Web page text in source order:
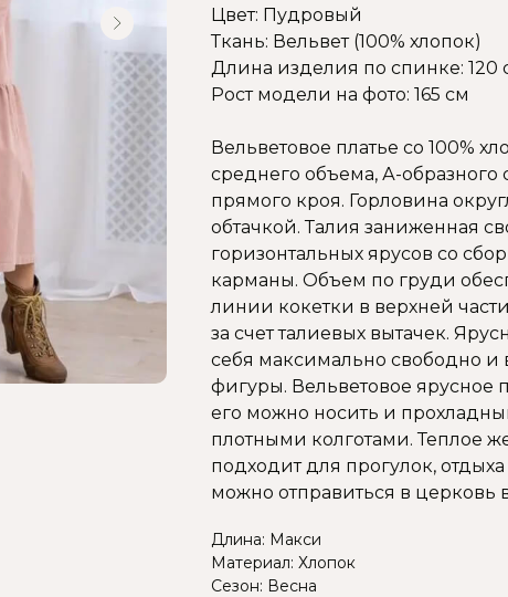
Цвет: Пудровый
Ткань: Вельвет (100% хлопок)
Длина изделия по спинке: 120
Рост модели на фото: 165 см
Вельветовое платье со 100%
среднего объема, А-образного
прямого кроя. Горловина
обтачкой. Талия заниженная
горизонтальных ярусов со
карманы. Объем по груди
линии кокетки в верхней
за счет талиевых вытачек.
себя максимально свободно и
фигуры. Вельветовое ярусное
его можно носить и
плотными колготами. Теплое
подходит для прогулок,
можно отправиться в церковь
Длина: Макси
Материал: Хлопок
Сезон: Весна